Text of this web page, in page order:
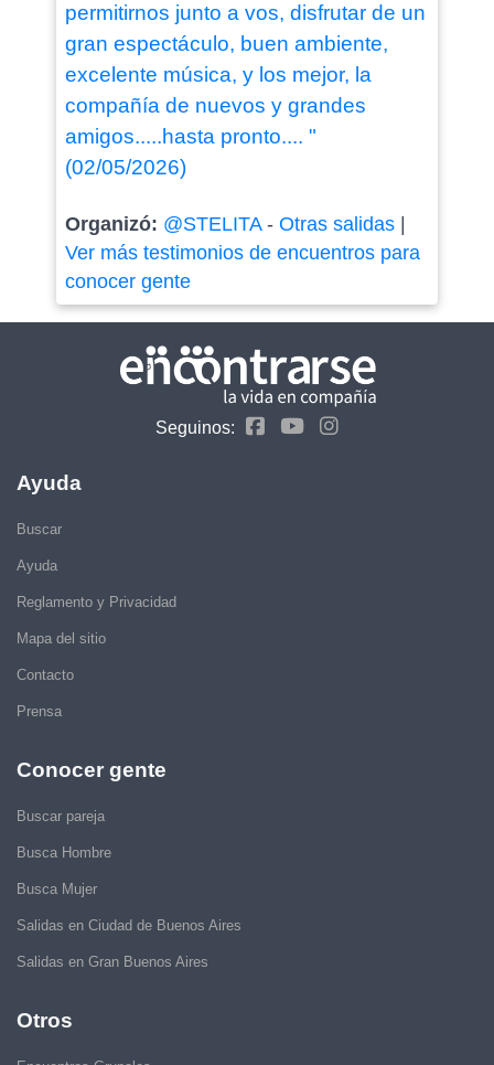
permitirnos junto a vos, disfrutar de un
gran espectáculo, buen ambiente,
excelente música, y los mejor, la
compañía de nuevos y grandes
amigos.....hasta pronto.... "
(02/05/2026)
Organizó: @STELITA- Otras salidas|
Ver más testimonios de encuentros para
conocer gente
Seguinos:
Ayuda
Buscar
Ayuda
Reglamento y Privacidad
Mapa del sitio
Contacto
Prensa
Conocer gente
Buscar pareja
Busca Hombre
Busca Mujer
Salidas en Ciudad de Buenos Aires
Salidas en Gran Buenos Aires
Otros